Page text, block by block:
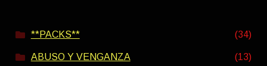
**PACKS** (34)
ABUSO Y VENGANZA (13)